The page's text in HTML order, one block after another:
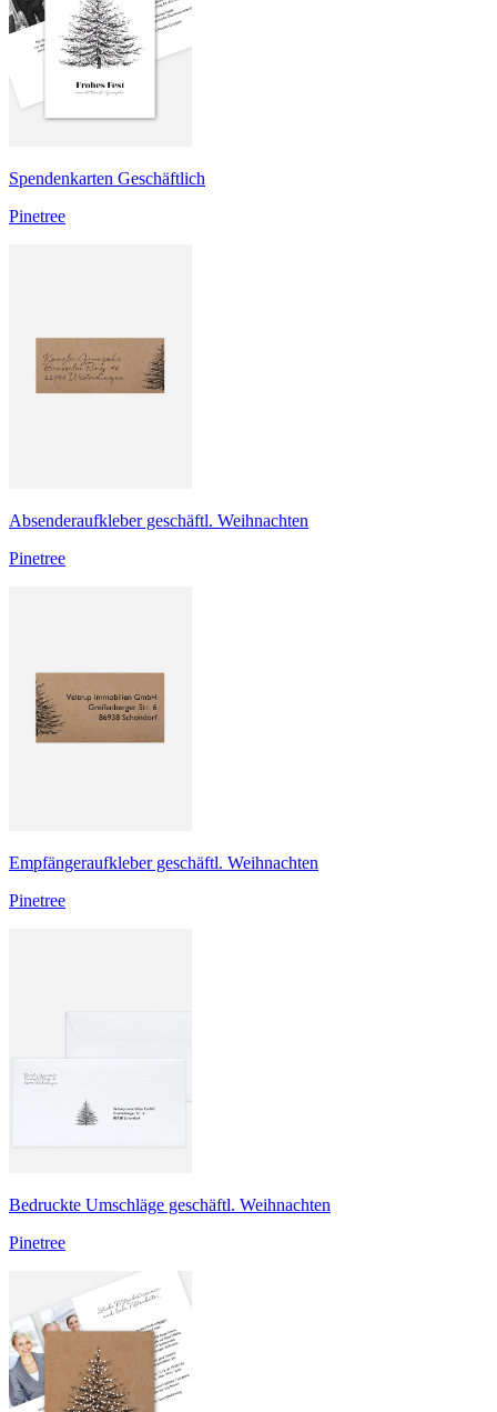
Spendenkarten Geschäftlich
Pinetree
Absenderaufkleber geschäftl. Weihnachten
Pinetree
Empfängeraufkleber geschäftl. Weihnachten
Pinetree
Bedruckte Umschläge geschäftl. Weihnachten
Pinetree